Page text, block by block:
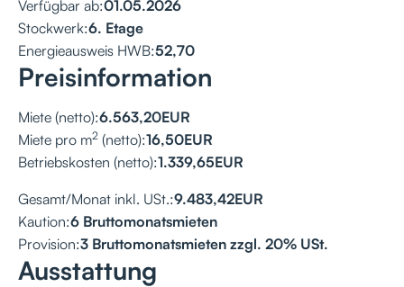
Verfügbar ab:01.05.2026
Stockwerk:6. Etage
Energieausweis HWB:52,70
Preisinformation
Miete (netto):6.563,20EUR
Miete pro m2 (netto):16,50EUR
Betriebskosten (netto):1.339,65EUR
Gesamt/Monat inkl. USt.:9.483,42EUR
Kaution:6 Bruttomonatsmieten
Provision:3 Bruttomonatsmieten zzgl. 20% USt.
Ausstattung